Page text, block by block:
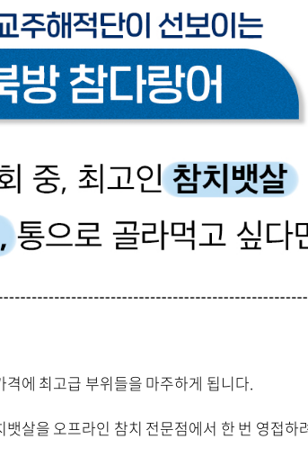
에 최고급 부위들을 마주하게 됩니다.
살을 오프라인 참치 전문점에서 한 번 영접하